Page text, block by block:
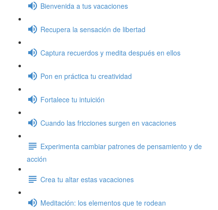
Bienvenida a tus vacaciones
Recupera la sensación de libertad
Captura recuerdos y medita después en ellos
Pon en práctica tu creatividad
Fortalece tu intuición
Cuando las fricciones surgen en vacaciones
Experimenta cambiar patrones de pensamiento y de
acción
Crea tu altar estas vacaciones
Meditación: los elementos que te rodean